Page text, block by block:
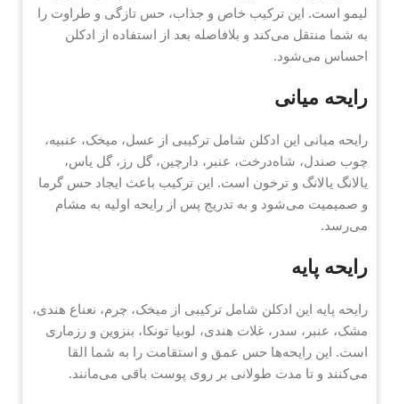
لیمو است. این ترکیب خاص و جذاب، حس تازگی و طراوت را
به شما منتقل می‌کند و بلافاصله بعد از استفاده از ادکلن
احساس می‌شود.
رایحه میانی
رایحه میانی این ادکلن شامل ترکیبی از عسل، میخک، عنبیه،
چوب صندل، شاه‌درخت، عنبر، دارچین، گل رز، گل یاس،
یالانگ یالانگ و ترخون است. این ترکیب باعث ایجاد حس گرما
و صمیمیت می‌شود و به تدریج پس از رایحه اولیه به مشام
می‌رسد.
رایحه پایه
رایحه پایه این ادکلن شامل ترکیبی از میخک، چرم، نعناع هندی،
مشک، عنبر، سدر، غلات هندی، لوبیا تونکا، بنزوین و رزماری
است. این رایحه‌ها حس عمق و استقامت را به شما القا
می‌کنند و تا مدت طولانی بر روی پوست باقی می‌مانند.